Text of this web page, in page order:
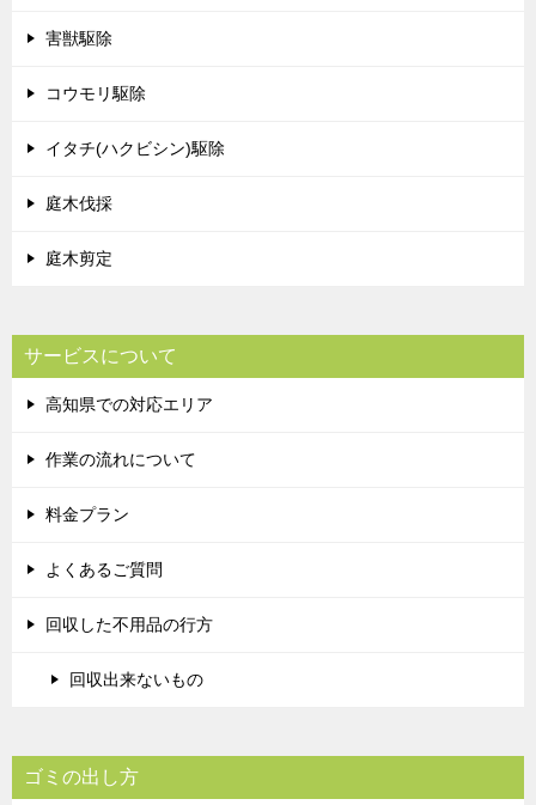
害獣駆除
コウモリ駆除
イタチ(ハクビシン)駆除
庭木伐採
庭木剪定
サービスについて
高知県での対応エリア
作業の流れについて
料金プラン
よくあるご質問
回収した不用品の行方
回収出来ないもの
ゴミの出し方